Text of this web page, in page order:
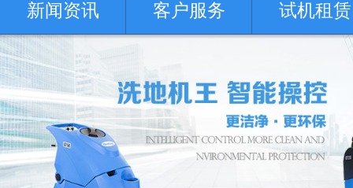
新闻资讯 客户服务 试机租赁